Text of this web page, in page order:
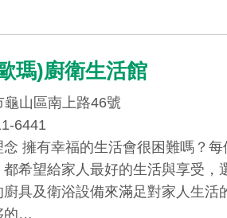
瑪)廚衛生活館
山區南上路46號
6441
念 擁有幸福的生活會很困難嗎？
都希望給家人最好的生活與享受，
廚具及衛浴設備來滿足對家人生活
的…